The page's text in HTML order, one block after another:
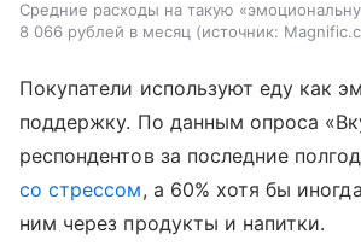
Средние расходы на такую
8 066 рублей в месяц
источник:
Покупатели используют еду как
поддержку. По данным опроса
респондентов за последние
со стрессом, а 60% хотя бы
ним через продукты и напитки.